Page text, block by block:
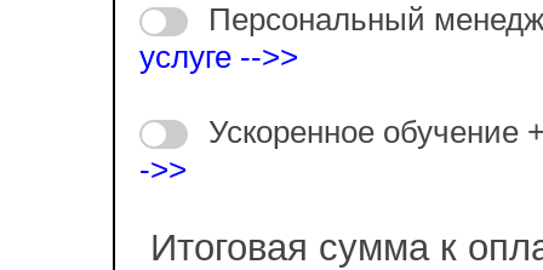
Персональный
услуге -->>
Ускоренное обучение
->>
Итоговая сумма к